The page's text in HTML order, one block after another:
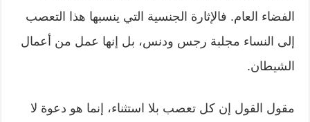
الفضاء العام. فالإثارة الجنسية التي ينسبها هذا التعصب
إلى النساء مجلبة رجس ودنس، بل إنها عمل من أعمال
الشيطان.
مقول القول إن كل تعصب بلا استثناء، إنما هو دعوة لا